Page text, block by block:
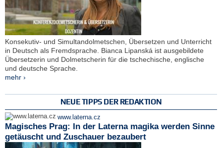
Konsekutiv- und Simultandolmetschen, Übersetzen und Unterricht
in Deutsch als Fremdsprache. Bianca Lipanská ist ausgebildete
Übersetzerin und Dolmetscherin für die tschechische, englische
und deutsche Sprache.
mehr ›
NEUE TIPPS DER REDAKTION
www.laterna.cz
Magisches Prag: In der Laterna magika werden Sinne
getäuscht und Zuschauer bezaubert